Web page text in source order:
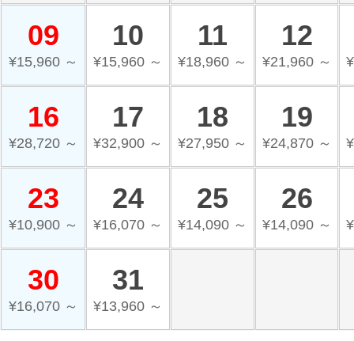
09
¥15,960 ～
10
¥15,960 ～
11
¥18,960 ～
12
¥21,960 ～
16
¥28,720 ～
17
¥32,900 ～
18
¥27,950 ～
19
¥24,870 ～
23
¥10,900 ～
24
¥16,070 ～
25
¥14,090 ～
26
¥14,090 ～
30
¥16,070 ～
31
¥13,960 ～